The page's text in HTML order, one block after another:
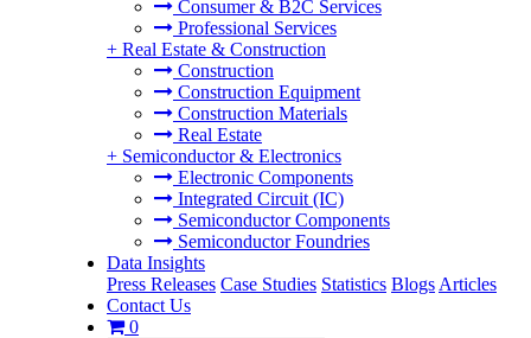
Consumer & B2C Services
Professional Services
+ Real Estate & Construction
Construction
Construction Equipment
Construction Materials
Real Estate
+ Semiconductor & Electronics
Electronic Components
Integrated Circuit (IC)
Semiconductor Components
Semiconductor Foundries
Data Insights
Press Releases Case Studies Statistics Blogs Articles
Contact Us
0